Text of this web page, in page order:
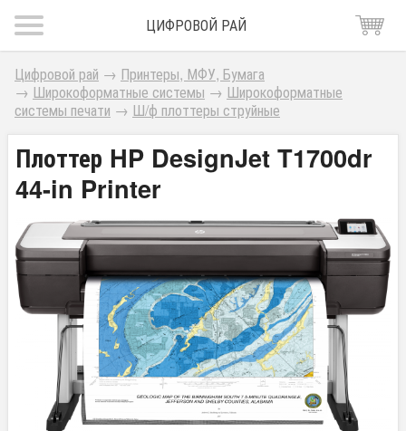
ЦИФРОВОЙ РАЙ
Цифровой рай → Принтеры, МФУ, Бумага
→ Широкоформатные системы → Широкоформатные
системы печати → Ш/ф плоттеры струйные
Плоттер HP DesignJet T1700dr
44-in Printer